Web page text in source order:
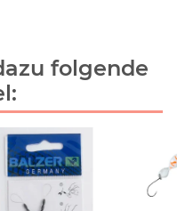
folgende